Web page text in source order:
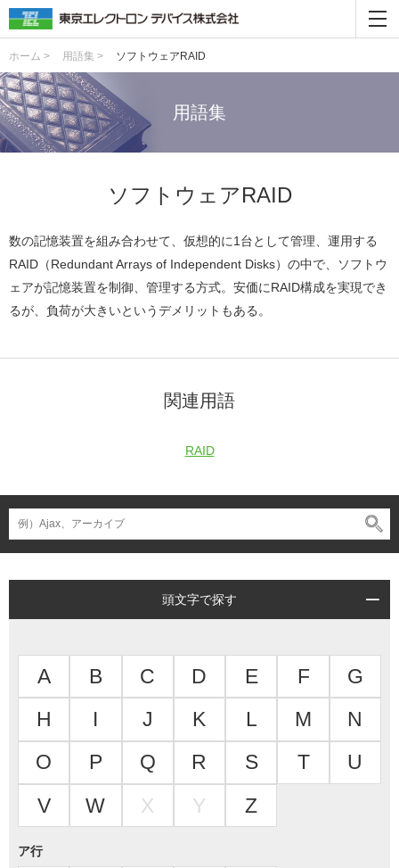
ホーム > 用語集 > ソフトウェアRAID
用語集
ソフトウェアRAID
数の記憶装置を組み合わせて、仮想的に1台として管理、運用する
RAID（Redundant Arrays of Independent Disks）の中で、ソフトウ
ェアが記憶装置を制御、管理する方式。安価にRAID構成を実現でき
るが、負荷が大きいというデメリットもある。
関連用語
RAID
頭文字で探す
A B C D E F
G
H
I J K L M
N
O
P Q R S T
U
V
W X Y Z
ア行